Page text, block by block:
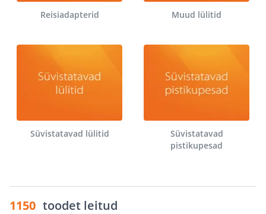
Reisiadapterid Muud lülitid
Süvistatavad lülitid
Süvistatavad
pistikupesad
1150 toodet leitud